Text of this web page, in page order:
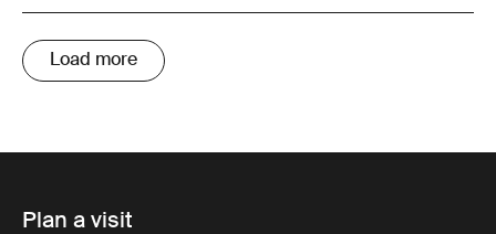
Load more
Plan a visit